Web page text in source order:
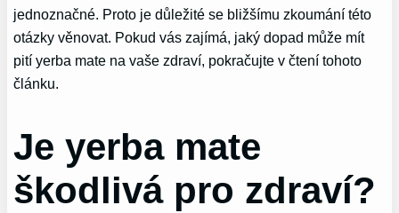
jednoznačné. Proto je důležité se bližšímu zkoumání této
otázky věnovat. Pokud vás zajímá, jaký dopad může mít
pití yerba mate na vaše zdraví, pokračujte v čtení tohoto
článku.
Je yerba mate
škodlivá pro zdraví?